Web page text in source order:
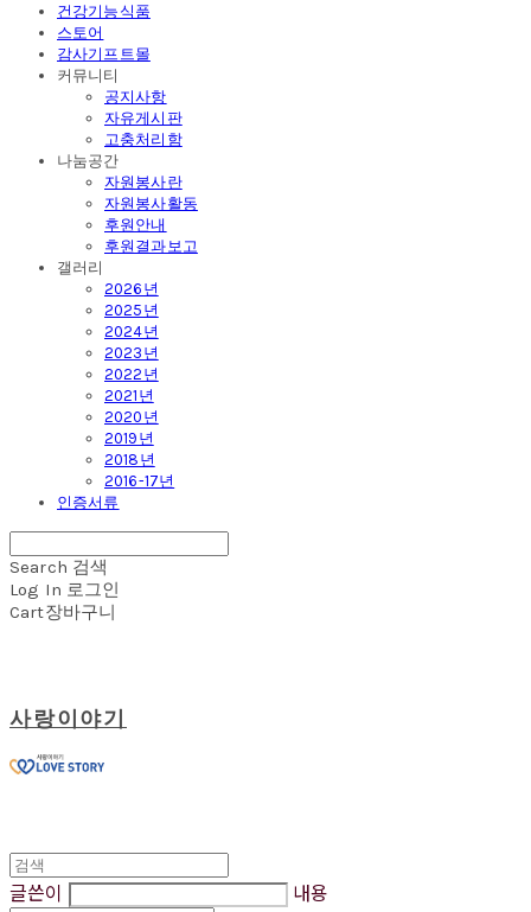
건강기능식품
스토어
감사기프트몰
커뮤니티
공지사항
자유게시판
고충처리함
나눔공간
자원봉사란
자원봉사활동
후원안내
후원결과보고
갤러리
2026년
2025년
2024년
2023년
2022년
2021년
2020년
2019년
2018년
2016-17년
인증서류
Search 검색
Log In 로그인
Cart장바구니
사랑이야기
글쓴이 내용